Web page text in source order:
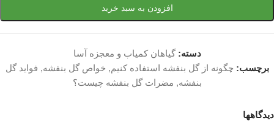
افزودن به سبد خرید
دسته: گیاهان کمیاب و معجزه آسا
برچسب: چگونه از گل بنفشه استفاده کنیم, خواص گل بنفشه, فواید گل
بنفشه, مضرات گل بنفشه چیست؟
دیدگاهها